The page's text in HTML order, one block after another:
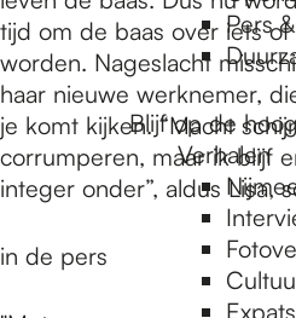
Pers
Blijf op de
Verhalen
Expats
tijd om de baas over iets
worden. Nageslacht
haar nieuwe werknemer,
je komt kijken. “Macht
corrumperen, maar ik blijf
integer onder”, aldus Lisa,
in de pers